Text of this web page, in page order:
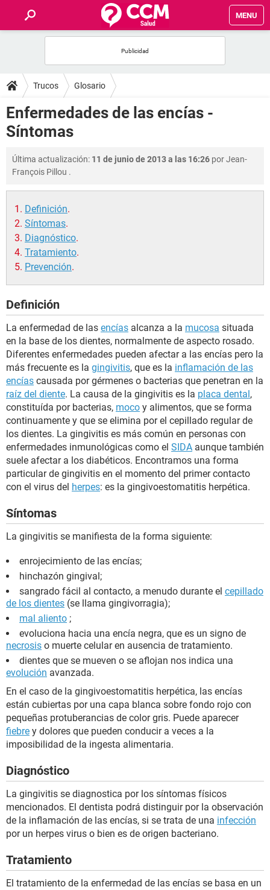
MENU
FOROS
SALUD
FAMILIA
NUTRICIÓN
SEXUALIDAD
GLOSARIO
Trucos Glosario
Enfermedades de las encías -
Síntomas
Última actualización: 11 de junio de 2013 a las 16:26 porJean-
François Pillou .
Definición.
Síntomas.
Diagnóstico.
Tratamiento.
Prevención.
Definición
La enfermedad de las encías alcanza a la mucosa situada
en la base de los dientes, normalmente de aspecto rosado.
Diferentes enfermedades pueden afectar a las encías pero la
más frecuente es la gingivitis, que es la inflamación de las
encías causada por gérmenes o bacterias que penetran en la
raíz del diente. La causa de la gingivitis es la placa dental,
constituída por bacterias, moco y alimentos, que se forma
continuamente y que se elimina por el cepillado regular de
los dientes. La gingivitis es más común en personas con
enfermedades inmunológicas como el SIDA aunque también
suele afectar a los diabéticos. Encontramos una forma
particular de gingivitis en el momento del primer contacto
con el virus del herpes: es la gingivoestomatitis herpética.
Síntomas
La gingivitis se manifiesta de la forma siguiente:
enrojecimiento de las encías;
hinchazón gingival;
sangrado fácil al contacto, a menudo durante el cepillado
de los dientes (se llama gingivorragia);
mal aliento ;
evoluciona hacia una encía negra, que es un signo de
necrosis o muerte celular en ausencia de tratamiento.
dientes que se mueven o se aflojan nos indica una
evolución avanzada.
En el caso de la gingivoestomatitis herpética, las encías
están cubiertas por una capa blanca sobre fondo rojo con
pequeñas protuberancias de color gris. Puede aparecer
fiebre y dolores que pueden conducir a veces a la
imposibilidad de la ingesta alimentaria.
Diagnóstico
La gingivitis se diagnostica por los síntomas físicos
mencionados. El dentista podrá distinguir por la observación
de la inflamación de las encías, si se trata de una infección
por un herpes virus o bien es de origen bacteriano.
Tratamiento
El tratamiento de la enfermedad de las encías se basa en un